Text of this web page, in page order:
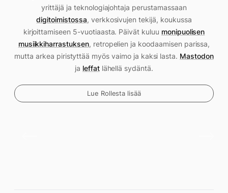
yrittäjä ja teknologiajohtaja perustamassaan
digitoimistossa, verkkosivujen tekijä, koukussa
kirjoittamiseen 5-vuotiaasta. Päivät kuluu monipuolisen
musiikkiharrastuksen, retropelien ja koodaamisen parissa,
mutta arkea piristyttää myös vaimo ja kaksi lasta. Mastodon
ja leffatlähellä sydäntä.
Lue Rollesta lisää